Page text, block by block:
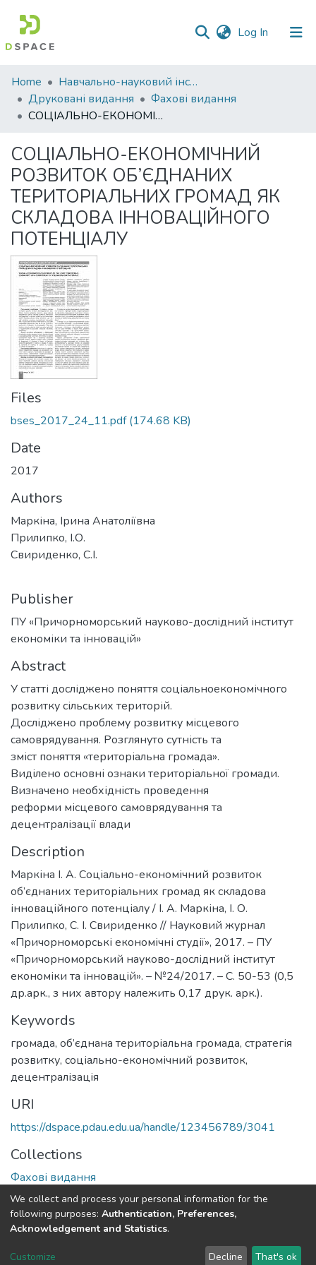
Log In (current)
Communities
&
Collections
Statistics
Home
Навчально-науковий інститут економіки, управління, права та інформаційних технологій
Друковані видання
Фахові видання
СОЦІАЛЬНО-ЕКОНОМІЧНИЙ РОЗВИТОК ОБ’ЄДНАНИХ ТЕРИТОРІАЛЬНИХ ГРОМАД ЯК СКЛАДОВА ІННОВАЦІЙНОГО ПОТЕНЦІАЛУ
СОЦІАЛЬНО-ЕКОНОМІЧНИЙ
РОЗВИТОК ОБ’ЄДНАНИХ
ТЕРИТОРІАЛЬНИХ ГРОМАД ЯК
СКЛАДОВА ІННОВАЦІЙНОГО
ПОТЕНЦІАЛУ
Files
bses_2017_24_11.pdf(174.68 KB)
Date
2017
Authors
Маркіна, Ірина Анатоліївна
Прилипко, І.О.
Свириденко, С.І.
Publisher
ПУ «Причорноморський науково-дослідний інститут
економіки та інновацій»
Abstract
У статті досліджено поняття соціальноекономічного
розвитку сільських територій.
Досліджено проблему розвитку місцевого
самоврядування. Розглянуто сутність та
зміст поняття «територіальна громада».
Виділено основні ознаки територіальної громади.
Визначено необхідність проведення
реформи місцевого самоврядування та
децентралізації влади
Description
Маркіна І. А. Соціально-економічний розвиток
об’єднаних територіальних громад як складова
інноваційного потенціалу / І. А. Маркіна, І. О.
Прилипко, С. І. Свириденко // Науковий журнал
«Причорноморські економічні студії», 2017. – ПУ
«Причорноморський науково-дослідний інститут
економіки та інновацій». – №24/2017. – С. 50-53 (0,5
др.арк., з них автору належить 0,17 друк. арк.).
Keywords
громада, об’єднана територіальна громада, стратегія
розвитку, соціально-економічний розвиток,
децентралізація
URI
https://dspace.pdau.edu.ua/handle/123456789/3041
Collections
Фахові видання
Full item page
DSpace software copyright © 2002-2026 LYRASIS
We collect and process your personal information for the
following purposes: Authentication, Preferences,
Acknowledgement and Statistics.
Customize Decline That's ok